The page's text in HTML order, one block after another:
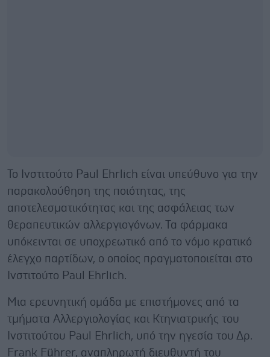
Το Ινστιτούτο Paul Ehrlich είναι υπεύθυνο για την
παρακολούθηση της ποιότητας, της
αποτελεσματικότητας και της ασφάλειας των
θεραπευτικών αλλεργιογόνων. Τα φάρμακα
υπόκεινται σε υποχρεωτικό από το νόμο κρατικό
έλεγχο παρτίδων, ο οποίος πραγματοποιείται στο
Ινστιτούτο Paul Ehrlich.
Μια ερευνητική ομάδα με επιστήμονες από τα
τμήματα Αλλεργιολογίας και Κτηνιατρικής του
Ινστιτούτου Paul Ehrlich, υπό την ηγεσία του Δρ.
Frank Führer, αναπληρωτή διευθυντή του